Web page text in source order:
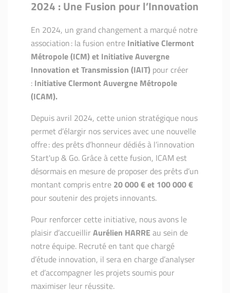
2024 : Une Fusion pour l’Innovation
En 2024, un grand changement a marqué notre
association : la fusion entre Initiative Clermont
Métropole (ICM) et Initiative Auvergne
Innovation et Transmission (IAIT) pour créer
: Initiative Clermont Auvergne Métropole
(ICAM).
Depuis avril 2024, cette union stratégique nous
permet d’élargir nos services avec une nouvelle
offre : des prêts d’honneur dédiés à l’innovation
Start'up & Go. Grâce à cette fusion, ICAM est
désormais en mesure de proposer des prêts d’un
montant compris entre 20 000 € et 100 000 €
pour soutenir des projets innovants.
Pour renforcer cette initiative, nous avons le
plaisir d’accueillirAurélien HARRE au sein de
notre équipe. Recruté en tant que chargé
d’étude innovation, il sera en charge d’analyser
et d’accompagner les projets soumis pour
maximiser leur réussite.